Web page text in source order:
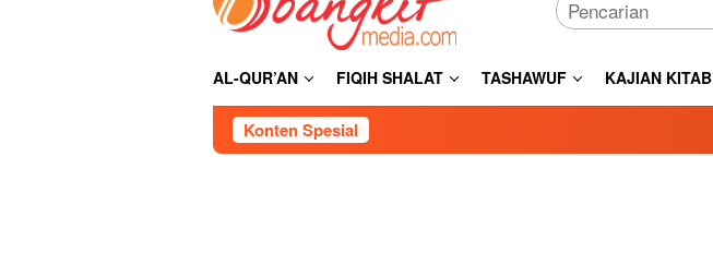
AL-QUR’AN FIQIH SHALAT TASHAWUF KAJIAN KITAB
Konten Spesial